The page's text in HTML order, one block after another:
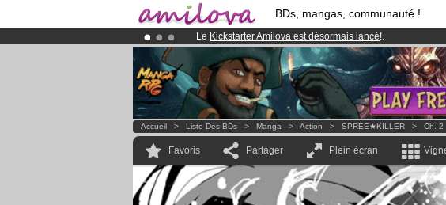
BDs, mangas, communauté !
Le Kickstarter Amilova est désormais lancé!.
Déjà 100000membreset 1000BDs & Mangas!
Abonnement premium: à partir de
3.95 eurospar mois !
Accueil > Liste Des BDs > Manga > Action > SPREE★KILLER > Ch. 2
Favoris Partager Plein écran